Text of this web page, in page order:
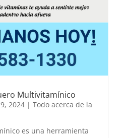
Multivitamínico
2024| Todo acerca de la
es una herramienta